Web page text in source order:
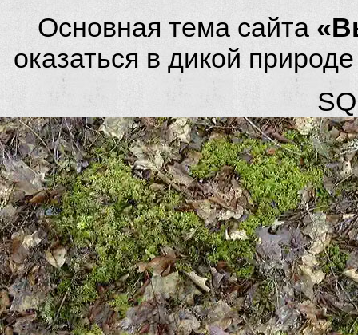
Основная тема сайта
оказаться в дикой